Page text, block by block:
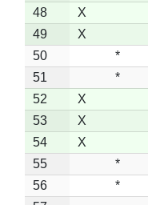
48
X
49
X
50
*
51
*
52
X
53
X
54
X
55
*
56
*